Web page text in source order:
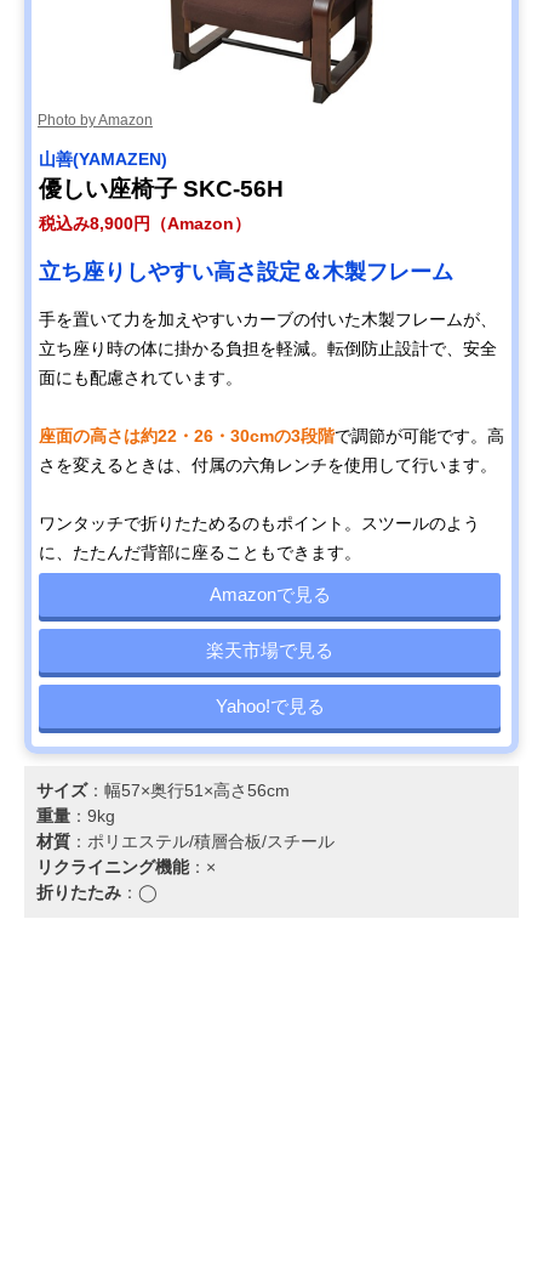
Photo by Amazon
‎山善(YAMAZEN)
優しい座椅子 SKC-56H
税込み8,900円（Amazon）
立ち座りしやすい高さ設定＆木製フレーム
手を置いて力を加えやすいカーブの付いた木製フレームが、
立ち座り時の体に掛かる負担を軽減。転倒防止設計で、安全
面にも配慮されています。
座面の高さは約22・26・30cmの3段階で調節が可能です。高
さを変えるときは、付属の六角レンチを使用して行います。
ワンタッチで折りたためるのもポイント。スツールのよう
に、たたんだ背部に座ることもできます。
Amazonで見る
楽天市場で見る
Yahoo!で見る
サイズ：幅57×奥行51×高さ56cm
重量 ：9kg
材質 ：ポリエステル/積層合板/スチール
リクライニング機能：×
折りたたみ ：◯